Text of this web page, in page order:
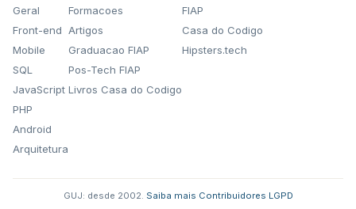
Geral
Front-end
Mobile
SQL
JavaScript
PHP
Android
Arquitetura
Formacoes
Artigos
Graduacao FIAP
Pos-Tech FIAP
Livros Casa do Codigo
FIAP
Casa do Codigo
Hipsters.tech
GUJ: desde 2002. Saiba mais Contribuidores LGPD